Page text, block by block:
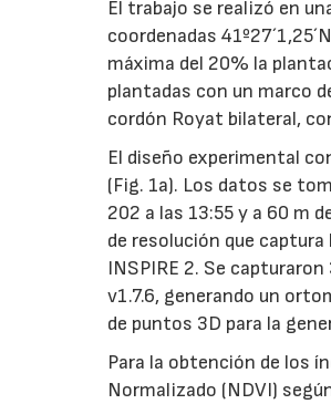
El trabajo se realizó en
coordenadas
máxima del 20% la
plantadas con un marco
cordón Royat bilateral,
El diseño experimental
(Fig. 1a). Los datos se
202 a las 13:55 y a 60 m
de resolución que captura
INSPIRE 2. Se
v1.7.6, generando un
de puntos 3D para la
Para la obtención de los
Normalizado (NDVI)